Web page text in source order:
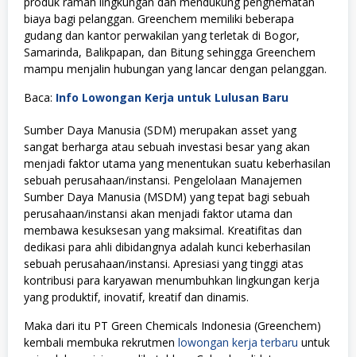
biaya bagi pelanggan. Greenchem memiliki beberapa
gudang dan kantor perwakilan yang terletak di Bogor,
Samarinda, Balikpapan, dan Bitung sehingga Greenchem
mampu menjalin hubungan yang lancar dengan pelanggan.
Baca: Info Lowongan Kerja untuk Lulusan Baru
Sumber Daya Manusia (SDM) merupakan asset yang
sangat berharga atau sebuah investasi besar yang akan
menjadi faktor utama yang menentukan suatu keberhasilan
sebuah perusahaan/instansi. Pengelolaan Manajemen
Sumber Daya Manusia (MSDM) yang tepat bagi sebuah
perusahaan/instansi akan menjadi faktor utama dan
membawa kesuksesan yang maksimal. Kreatifitas dan
dedikasi para ahli dibidangnya adalah kunci keberhasilan
sebuah perusahaan/instansi. Apresiasi yang tinggi atas
kontribusi para karyawan menumbuhkan lingkungan kerja
yang produktif, inovatif, kreatif dan dinamis.
Maka dari itu PT Green Chemicals Indonesia (Greenchem)
kembali membuka rekrutmen lowongan kerja terbaru untuk